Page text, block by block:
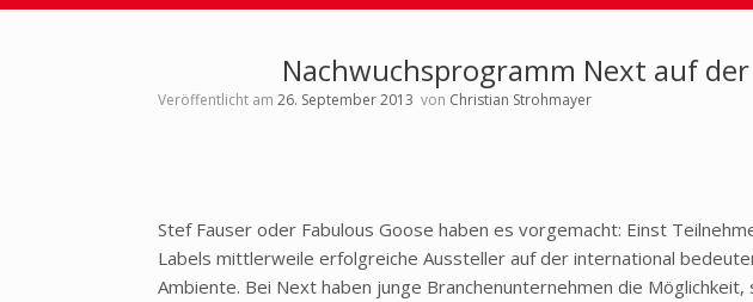
Nachwuchsprogramm Next auf
Veröffentlicht am 26. September 2013 von Christian Strohmayer
Stef Fauser oder Fabulous Goose haben es vorgemacht: Einst
Labels mittlerweile erfolgreiche Aussteller auf der international
Ambiente. Bei Next haben junge Branchenunternehmen die Möglichkeit,